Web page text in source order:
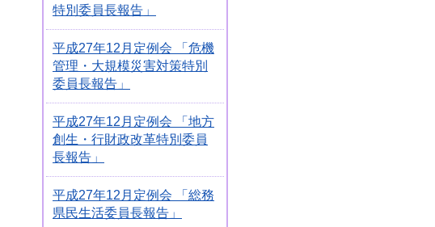
特別委員長報告」
平成27年12月定例会 「危機
管理・大規模災害対策特別
委員長報告」
平成27年12月定例会 「地方
創生・行財政改革特別委員
長報告」
平成27年12月定例会 「総務
県民生活委員長報告」